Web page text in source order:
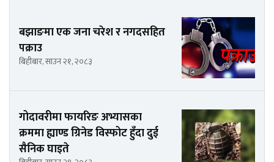
बझाङमा एक जना चरेश र नगदसहित
पक्राउ
बिहीबार, साउन २१, २०८३
गोदावरीमा फायरिङ अभ्यासका
क्रममा ह्याण्ड ग्रिनेड विस्फोट हुँदा दुई
सैनिक घाइते